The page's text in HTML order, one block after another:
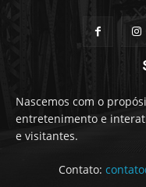
Nascemos com o
entretenimento e
e visitantes.
Contato: